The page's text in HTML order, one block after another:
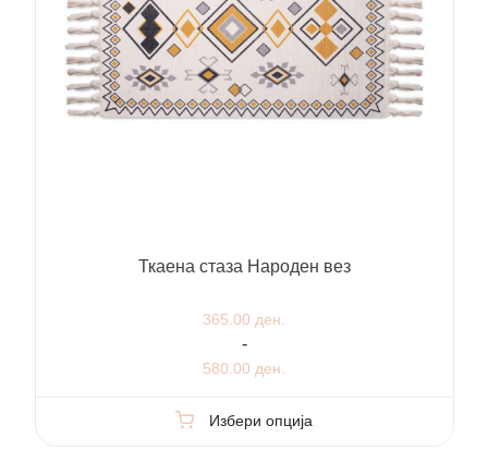
Ткаена стаза Народен вез
365.00 ден.
-
580.00 ден.
Избери опција